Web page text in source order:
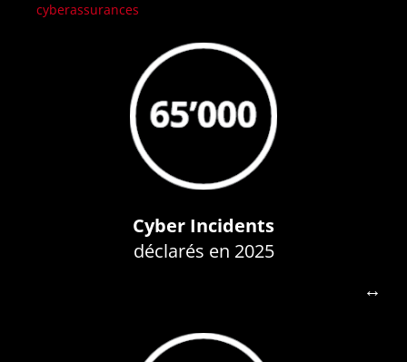
cyberassurances
Cyber Incidents
déclarés en 2025
↔
65’000 incidents déclarés… et sans doute bien plus en
En 2025, 1 entreprise (PME) sur 25 a déclaré avoir été
victime d’une cyberattaque grave au cours des 3 dernières
Office Fédéral de la Cybersécurité,